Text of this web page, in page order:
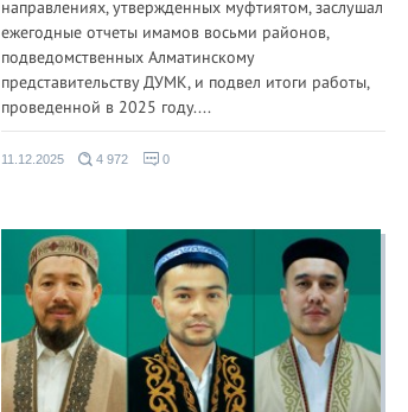
направлениях, утвержденных муфтиятом, заслушал
ежегодные отчеты имамов восьми районов,
подведомственных Алматинскому
представительству ДУМК, и подвел итоги работы,
проведенной в 2025 году....
11.12.2025 4 972 0